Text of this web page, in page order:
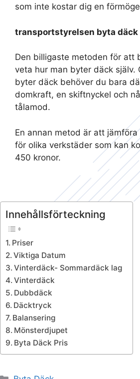
som inte kostar dig en
transportstyrelsen byta däck
Den billigaste metoden för att
veta hur man byter däck själv.
byter däck behöver du bara
domkraft, en skiftnyckel och
tålamod.
En annan metod är att jämföra
för olika verkstäder som kan
450 kronor.
Innehållsförteckning
Priser
Viktiga Datum
Vinterdäck- Sommardäck lag
Vinterdäck
Dubbdäck
Däcktryck
Balansering
Mönsterdjupet
Byta Däck Pris